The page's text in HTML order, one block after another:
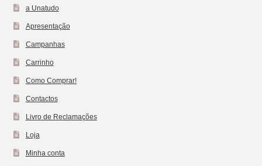
a Unatudo
Apresentação
Campanhas
Carrinho
Como Comprar!
Contactos
Livro de Reclamações
Loja
Minha conta